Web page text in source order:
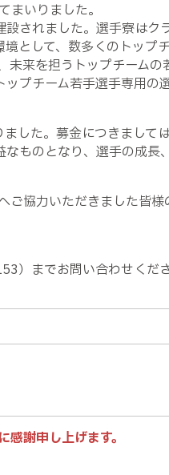
いりました。
されました。選手寮はク
として、数多くのトップ
来を担うトップチーム
プチーム若手選手専用の
した。募金につきまして
ものとなり、選手の成長
協力いただきました皆
）までお問い合わせくださ
謝申し上げます。